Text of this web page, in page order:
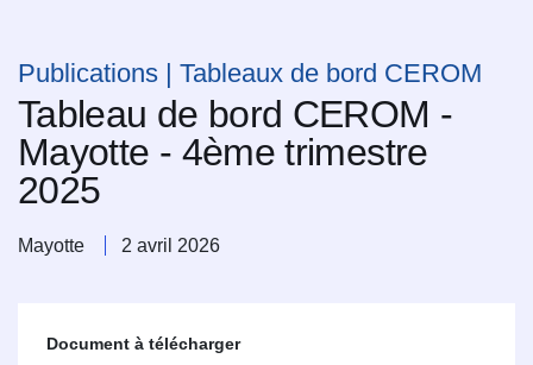
Publications | Tableaux de bord CEROM
Tableau de bord CEROM -
Mayotte - 4ème trimestre
2025
Mayotte 2 avril 2026
Document à télécharger